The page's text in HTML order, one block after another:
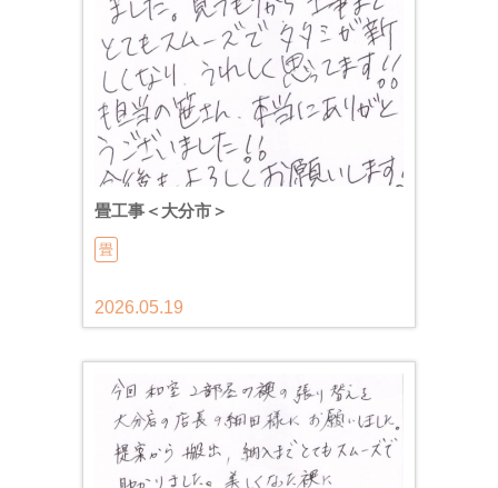
畳工事＜大分市＞
畳
2026.05.19